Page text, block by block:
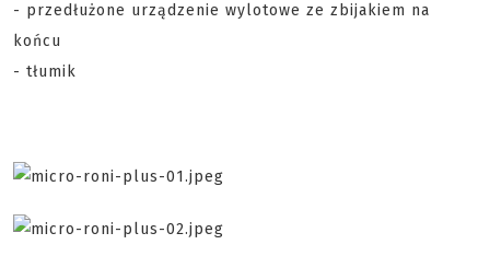
- przedłużone urządzenie wylotowe ze zbijakiem na
końcu
- tłumik